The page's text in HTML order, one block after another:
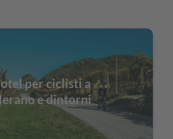
per ciclisti a
e dintorni